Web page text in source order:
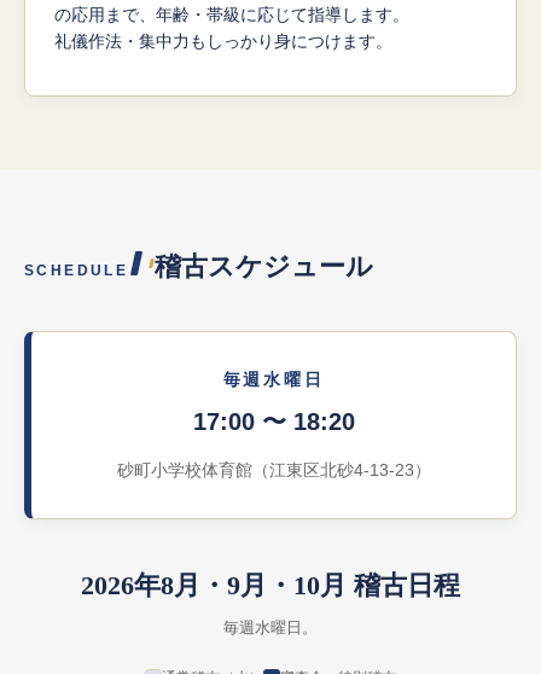
の応用まで、年齢・帯級に応じて指導します。
礼儀作法・集中力もしっかり身につけます。
SCHEDULE 稽古スケジュール
毎週水曜日
17:00 〜 18:20
砂町小学校体育館（江東区北砂4-13-23）
2026年8月・9月・10月 稽古日程
毎週水曜日。